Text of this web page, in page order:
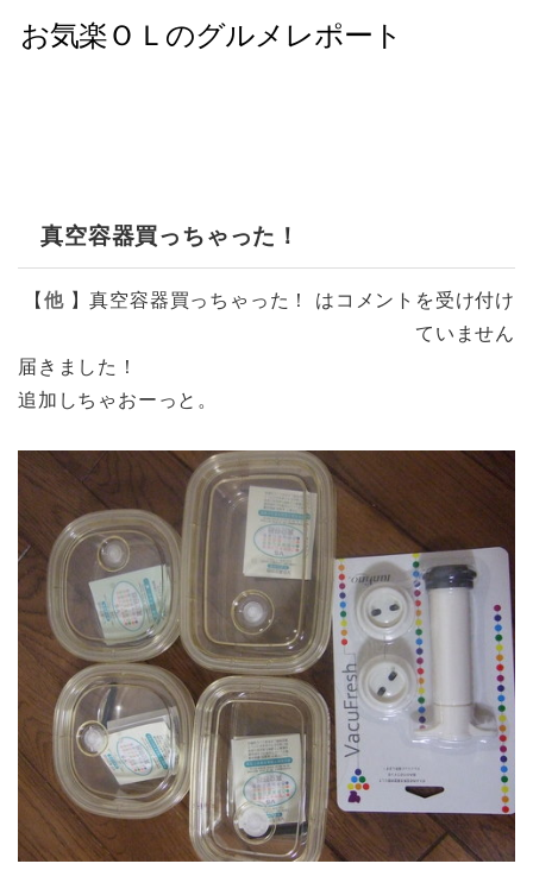
真空容器買っちゃった！
【 他】真空容器買っちゃった！ は コメントを受け付け
ていません
届きました！
追加しちゃおーっと。